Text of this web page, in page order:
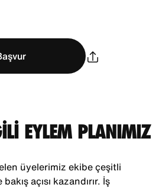
EYLEM PLANIMIZ
üyelerimiz ekibe çeşitli
açısı kazandırır. İş